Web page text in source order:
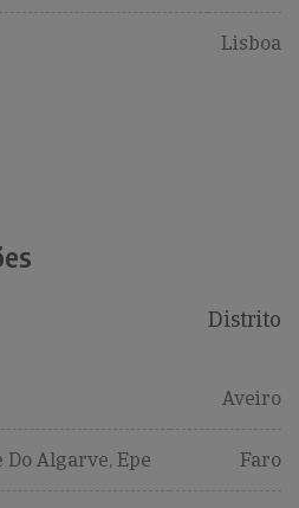
Lisboa
Distrito
Aveiro
Do Algarve, Epe Faro